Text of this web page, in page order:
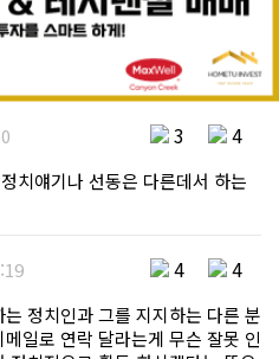
3 4
치얘기나 선동은 다른데서 하는
4 4
정치인과 그를 지지하는 다른 분
일로 연락 달라는게 무슨 잘못 인